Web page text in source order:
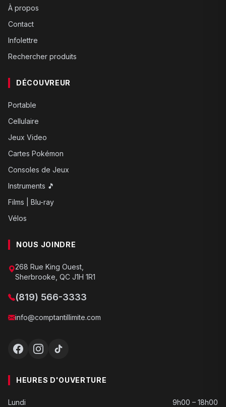
À propos
Contact
Infolettre
Rechercher produits
DÉCOUVREUR
Portable
Cellulaire
Jeux Video
Cartes Pokémon
Consoles de Jeux
Instruments 🎵
Films | Blu-ray
Vélos
NOUS JOINDRE
268 Rue King Ouest,
Sherbrooke, QC J1H 1R1
(819) 566-3333
info@comptantillimite.com
HEURES D'OUVERTURE
Lundi
9h00 – 18h00